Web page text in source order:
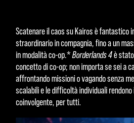
Scatenare il caos su Kairos è fantastico
straordinario in compagnia, fino a un
in modalità co-op.*Borderlands 4è
concetto di co-op; non importa se sei a
affrontando missioni o vagando senza
scalabili e le difficoltà individuali
coinvolgente, per tutti.